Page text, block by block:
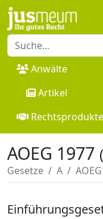
Anwälte
Artikel
Rechtsprodukte
AOEG 1977
Gesetze A